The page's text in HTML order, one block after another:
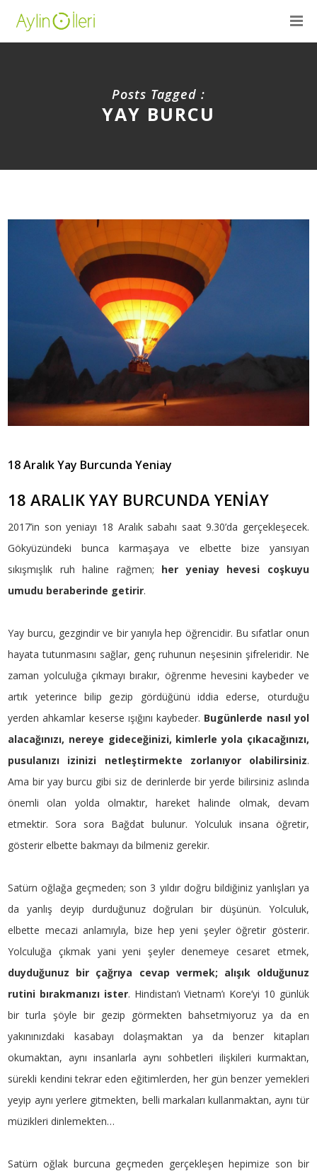
Posts Tagged :
YAY BURCU
18 Aralık Yay Burcunda Yeniay
18 ARALIK YAY BURCUNDA YENİAY
2017’in son yeniayı 18 Aralık sabahı saat 9.30’da gerçekleşecek.
Gökyüzündeki bunca karmaşaya ve elbette bize yansıyan
sıkışmışlık ruh haline rağmen; her yeniay hevesi coşkuyu
umudu beraberinde getirir.
Yay burcu, gezgindir ve bir yanıyla hep öğrencidir. Bu sıfatlar onun
hayata tutunmasını sağlar, genç ruhunun neşesinin şifreleridir. Ne
zaman yolculuğa çıkmayı bırakır, öğrenme hevesini kaybeder ve
artık yeterince bilip gezip gördüğünü iddia ederse, oturduğu
yerden ahkamlar keserse ışığını kaybeder. Bugünlerde nasıl yol
alacağınızı, nereye gideceğinizi, kimlerle yola çıkacağınızı,
pusulanızı izinizi netleştirmekte zorlanıyor olabilirsiniz.
Ama bir yay burcu gibi siz de derinlerde bir yerde bilirsiniz aslında
önemli olan yolda olmaktır, hareket halinde olmak, devam
etmektir. Sora sora Bağdat bulunur. Yolculuk insana öğretir,
gösterir elbette bakmayı da bilmeniz gerekir.
Satürn oğlağa geçmeden; son 3 yıldır doğru bildiğiniz yanlışları ya
da yanlış deyip durduğunuz doğruları bir düşünün. Yolculuk,
elbette mecazi anlamıyla, bize hep yeni şeyler öğretir gösterir.
Yolculuğa çıkmak yani yeni şeyler denemeye cesaret etmek,
duyduğunuz bir çağrıya cevap vermek; alışık olduğunuz
rutini bırakmanızı ister. Hindistan’ı Vietnam’ı Kore’yi 10 günlük
bir turla şöyle bir gezip görmekten bahsetmiyoruz ya da en
yakınınızdaki kasabayı dolaşmaktan ya da benzer kitapları
okumaktan, aynı insanlarla aynı sohbetleri ilişkileri kurmaktan,
sürekli kendini tekrar eden eğitimlerden, her gün benzer yemekleri
yeyip aynı yerlere gitmekten, belli markaları kullanmaktan, aynı tür
müzikleri dinlemekten…
Satürn oğlak burcuna geçmeden gerçekleşen hepimize son bir